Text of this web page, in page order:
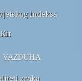
indeksa
Kit
zraka